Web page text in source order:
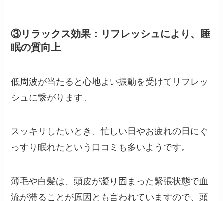
③リラックス効果：リフレッシュにより、睡
眠の質向上
低周波が当たると心地よい振動を受けてリフレッ
シュに繋がります。
スッキリしたいとき、忙しい日やお疲れの日にぐ
っすり眠れたという口コミも多いようです。
薄毛や白髪は、頭皮が凝り固まった緊張状態で血
流が滞ることが原因とも言われていますので、頭